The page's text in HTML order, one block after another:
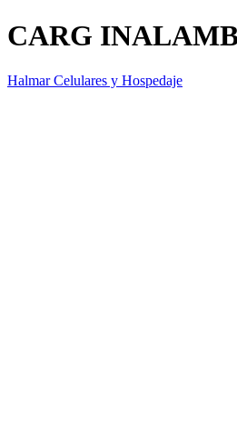
CARG
Halmar Celulares y Hospedaje